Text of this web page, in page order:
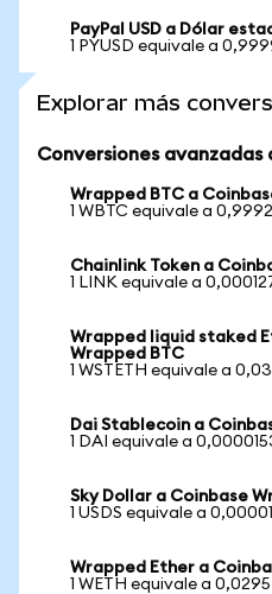
PayPal USD a Dólar
1 PYUSD equivale a
Explorar más
Conversiones avanzadas
Wrapped BTC a
1 WBTC equivale a
Chainlink Token a
1 LINK equivale a
Wrapped liquid staked
Wrapped BTC
1 WSTETH equivale a
Dai Stablecoin a
1 DAI equivale a
Sky Dollar a Coinbase
1 USDS equivale a
Wrapped Ether a
1 WETH equivale a